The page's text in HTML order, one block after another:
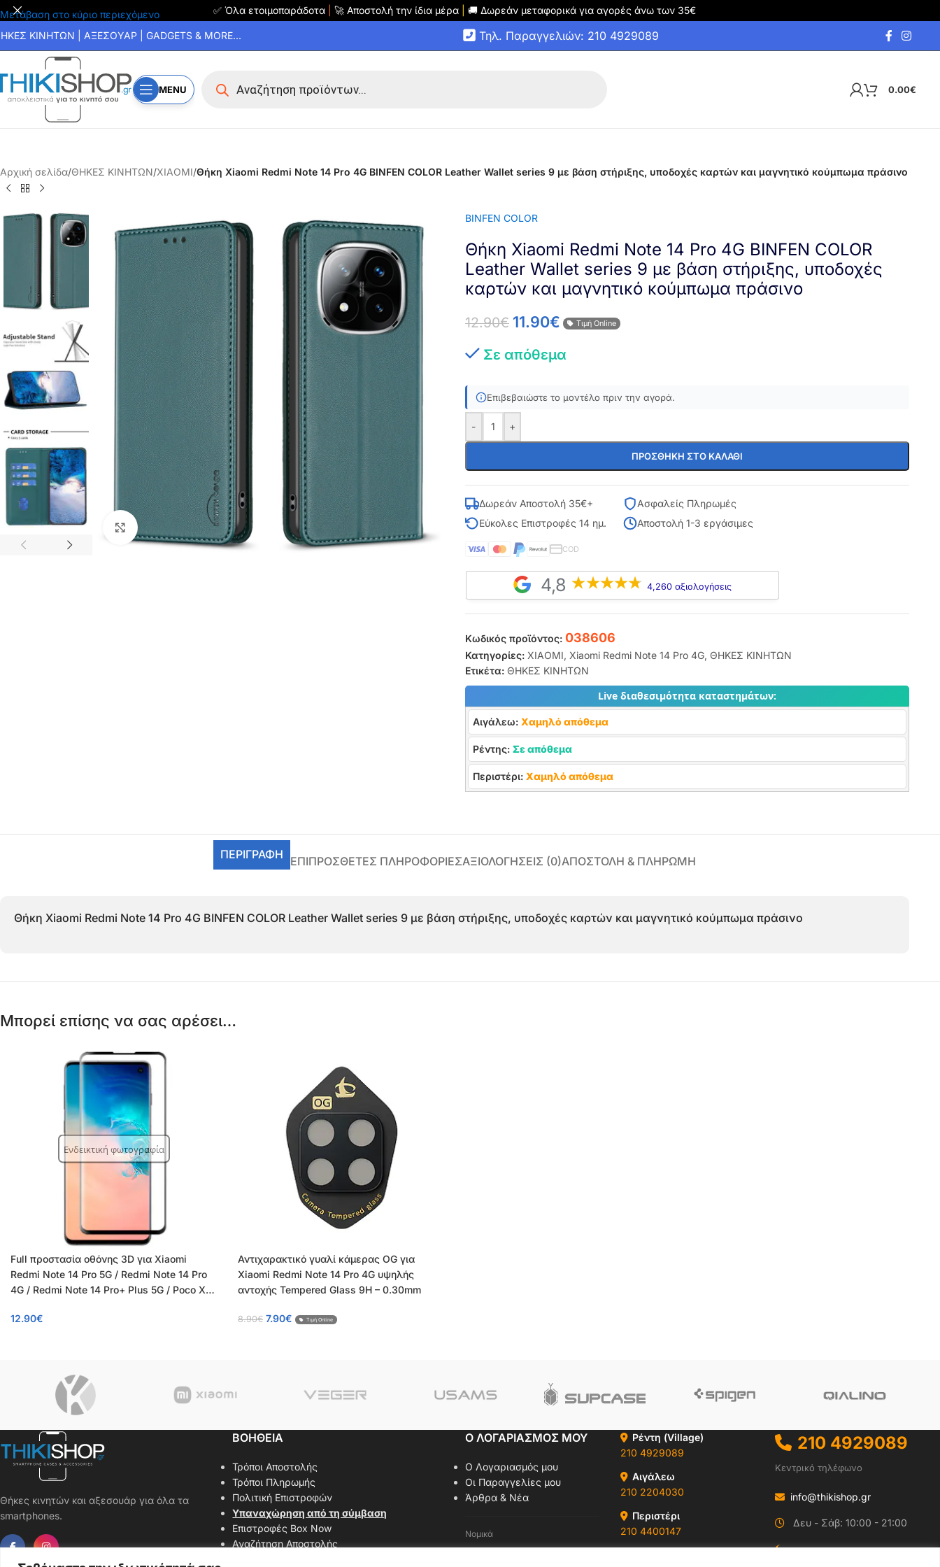
Μετάβαση στο κύριο περιεχόμενο ✅ Όλα ετοιμοπαράδοτα 🚀 Αποστολή την ίδια μέρα 🚚 Δωρεάν μεταφορικά για αγορές άνω των 35€
ΚΙΝΗΤΩΝ | ΑΞΕΣΟΥΑΡ | GADGETS & MORE... Τηλ. Παραγγελιών: 210 4929089
MENU 0.00€
Αρχική σελίδα/ΘΗΚΕΣ ΚΙΝΗΤΩΝ/XIAOMI/Θήκη Xiaomi Redmi Note 14 Pro 4G BINFEN COLOR Leather Wallet series 9 με βάση στήριξης, υποδοχές καρτών και μαγνητικό κούμπωμα πράσινο
Click to enlarge
BINFEN COLOR
Θήκη Xiaomi Redmi Note 14 Pro 4G BINFEN COLOR
Leather Wallet series 9 με βάση στήριξης, υποδοχές
καρτών και μαγνητικό κούμπωμα πράσινο
12.90€ 11.90€ Τιμή Online
Σε απόθεμα
Επιβεβαιώστε το μοντέλο πριν την αγορά.
- +
ΠΡΟΣΘΉΚΗ ΣΤΟ ΚΑΛΆΘΙ
Δωρεάν Αποστολή 35€+
Ασφαλείς Πληρωμές
Εύκολες Επιστροφές 14 ημ.
Αποστολή 1-3 εργάσιμες
COD
4,8 4,260 αξιολογήσεις
Κωδικός προϊόντος: 038606
Κατηγορίες: XIAOMI, Xiaomi Redmi Note 14 Pro 4G, ΘΗΚΕΣ ΚΙΝΗΤΩΝ
Ετικέτα: ΘΗΚΕΣ ΚΙΝΗΤΩΝ
Live διαθεσιμότητα καταστημάτων:
Αιγάλεω: Χαμηλό απόθεμα
Ρέντης: Σε απόθεμα
Περιστέρι: Χαμηλό απόθεμα
ΠΕΡΙΓΡΑΦΉ ΕΠΙΠΡΌΣΘΕΤΕΣ ΠΛΗΡΟΦΟΡΊΕΣΑΞΙΟΛΟΓΉΣΕΙΣ (0)ΑΠΟΣΤΟΛΗ & ΠΛΗΡΩΜΗ
Θήκη Xiaomi Redmi Note 14 Pro 4G BINFEN COLOR Leather Wallet series 9 με βάση στήριξης, υποδοχές καρτών και μαγνητικό κούμπωμα πράσινο
Μπορεί επίσης να σας αρέσει…
Ενδεικτική φωτογραφία
Full προστασία οθόνης 3D για Xiaomi
Redmi Note 14 Pro 5G / Redmi Note 14 Pro
4G / Redmi Note 14 Pro+ Plus 5G / Poco X7
– OEM – 0.26mm
12.90€
Αντιχαρακτικό γυαλί κάμερας OG για
Xiaomi Redmi Note 14 Pro 4G υψηλής
αντοχής Tempered Glass 9H – 0.30mm
8.90€ 7.90€ Τιμή Online
Θήκες κινητών και αξεσουάρ για όλα τα
smartphones.
ΒΟΗΘΕΙΑ
Τρόποι Αποστολής
Τρόποι Πληρωμής
Πολιτική Επιστροφών
Υπαναχώρηση από τη σύμβαση
Επιστροφές Box Now
Αναζήτηση Αποστολής
Ο ΛΟΓΑΡΙΑΣΜΟΣ ΜΟΥ
Ο Λογαριασμός μου
Οι Παραγγελίες μου
Άρθρα & Νέα
Νομικά
Ρέντη (Village)
210 4929089
Αιγάλεω
210 2204030
Περιστέρι
210 4400147
210 4929089
Κεντρικό τηλέφωνο
info@thikishop.gr
Δευ - Σάβ: 10:00 - 21:00